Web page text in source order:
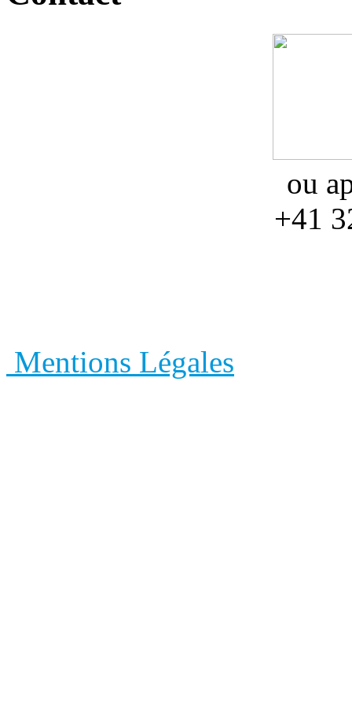
ou
+41
Mentions Légales